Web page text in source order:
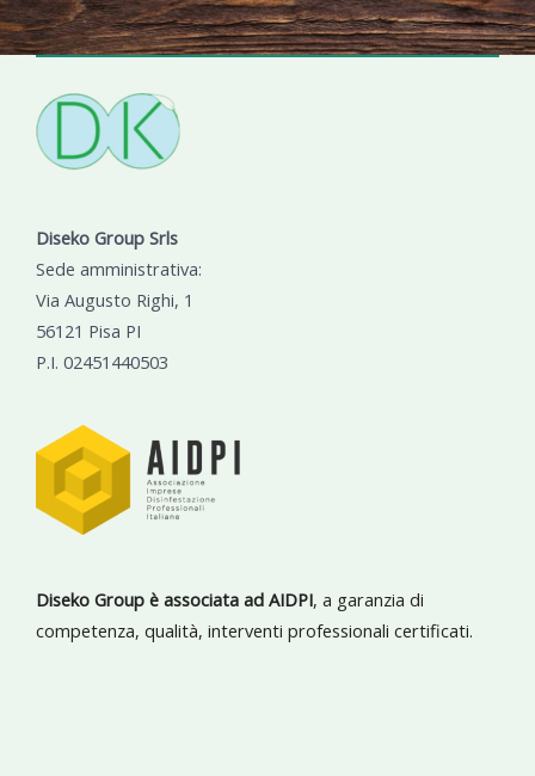
Diseko Group Srls
Sede amministrativa:
Via Augusto Righi, 1
56121 Pisa PI
P.I. 02451440503
Diseko Group è associata ad AIDPI, a garanzia di
competenza, qualità, interventi professionali certificati.